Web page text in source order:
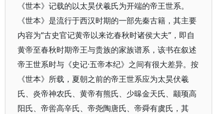
《世本》记载的以太昊伏羲氏为开端的帝王世系。
《世本》是流行于西汉时期的一部先秦古籍，其主要
内容为“古史官记黄帝以来讫春秋时诸侯大夫”，即自
黄帝至春秋时期帝王与贵族的家族谱系，该书在叙述
帝王世系时与《史记·五帝本纪》之间有很大差异。按
《世本》所载，夏朝之前的帝王世系应为太昊伏羲
氏、炎帝神农氏、黄帝有熊氏、少暤金天氏、颛顼高
阳氏、帝喾高辛氏、帝尧陶唐氏、帝舜有虞氏，其